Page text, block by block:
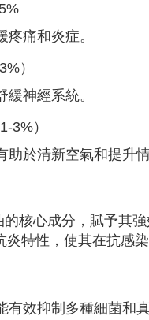
痛和炎症。
）
神經系統。
3%）
於清新空氣和提升情
核心成分，賦予其
特性，使其在抗感
效抑制多種細菌和真